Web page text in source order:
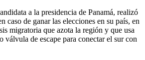
a la presidencia de Panamá, realizó
caso de ganar las elecciones en su país, en
migratoria que azota la región y que usa
válvula de escape para conectar el sur con